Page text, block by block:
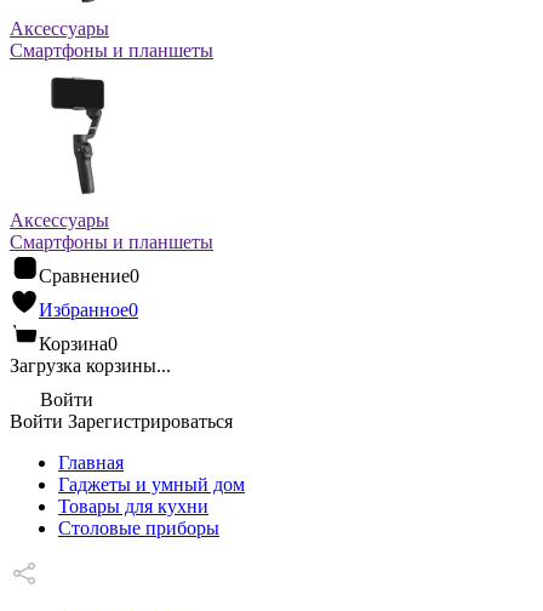
Аксессуары
Смартфоны и планшеты
Аксессуары
Смартфоны и планшеты
Сравнение0
Избранное0
Корзина0
Загрузка корзины...
Войти
Войти Зарегистрироваться
Главная
Гаджеты и умный дом
Товары для кухни
Столовые приборы